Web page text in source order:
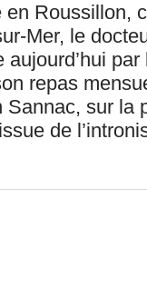
en Roussillon,
Mer, le
par
repas
Sannac, sur la
de